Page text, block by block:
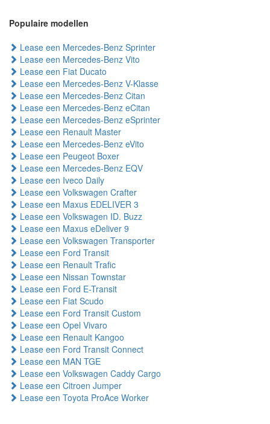
Populaire modellen
Lease een Mercedes-Benz Sprinter
Lease een Mercedes-Benz Vito
Lease een Fiat Ducato
Lease een Mercedes-Benz V-Klasse
Lease een Mercedes-Benz Citan
Lease een Mercedes-Benz eCitan
Lease een Mercedes-Benz eSprinter
Lease een Renault Master
Lease een Mercedes-Benz eVito
Lease een Peugeot Boxer
Lease een Mercedes-Benz EQV
Lease een Iveco Daily
Lease een Volkswagen Crafter
Lease een Maxus EDELIVER 3
Lease een Volkswagen ID. Buzz
Lease een Maxus eDeliver 9
Lease een Volkswagen Transporter
Lease een Ford Transit
Lease een Renault Trafic
Lease een Nissan Townstar
Lease een Ford E-Transit
Lease een Fiat Scudo
Lease een Ford Transit Custom
Lease een Opel Vivaro
Lease een Renault Kangoo
Lease een Ford Transit Connect
Lease een MAN TGE
Lease een Volkswagen Caddy Cargo
Lease een Citroen Jumper
Lease een Toyota ProAce Worker